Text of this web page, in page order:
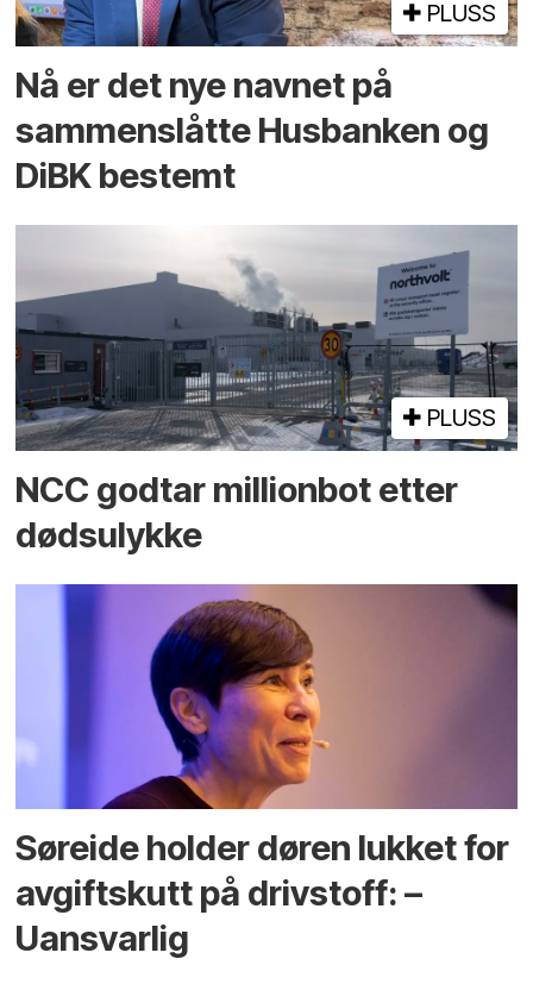
PLUSS
Nå er det nye navnet på
sammenslåtte Husbanken og
DiBK bestemt
PLUSS
NCC godtar millionbot etter
dødsulykke
Søreide holder døren lukket for
avgiftskutt på drivstoff: –
Uansvarlig